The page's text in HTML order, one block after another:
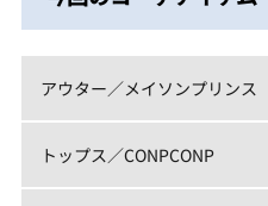
アウター／メイソンプリンス
トップス／CONPCONP